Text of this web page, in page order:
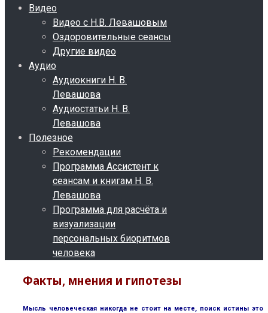
Видео
Видео с Н.В. Левашовым
Оздоровительные сеансы
Другие видео
Аудио
Аудиокниги Н. В.
Левашова
Аудиостатьи Н. В.
Левашова
Полезное
Рекомендации
Программа Ассистент к
сеансам и книгам Н. В.
Левашова
Программа для расчёта и
визуализации
персональных биоритмов
человека
Факты, мнения и гипотезы
Мысль человеческая никогда не стоит на месте, поиск истины это